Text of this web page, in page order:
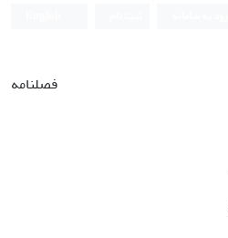
فصلنامه